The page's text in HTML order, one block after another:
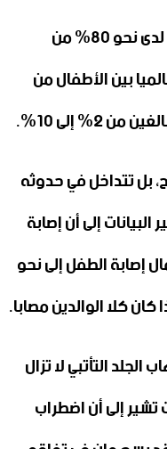
وتظهر الإكزيما في مرحلة الطفولة لدى نحو 80% من
بين الأطفال من
بل تتداخل في حدوثه
إلى أن إصابة
إصابة الطفل إلى نحو
التأتبي لا تزال
إلى أن اضطراب